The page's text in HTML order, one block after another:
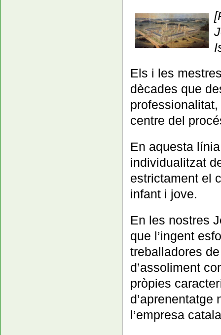
Els i les
dècades que
centre del
En aquesta
individualitzat
estrictament el
infant i jove.
En les nostres
que l’ingent
treballadores
d’assoliment
pròpies
l’empresa